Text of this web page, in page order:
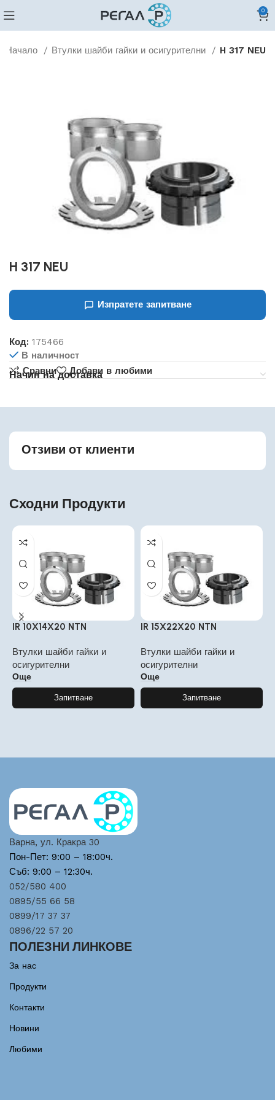
0
Начало Втулки шайби гайки и осигурителни H 317 NEU
H 317 NEU
Изпратете запитване
Код:175466
В наличност
Сравни
Добави в любими
Начин на доставка
Отзиви от клиенти
Сходни Продукти
IR 10X14X20 NTN
Втулки шайби гайки и
осигурителни
Още
Запитване
IR 15X22X20 NTN
Втулки шайби гайки и
осигурителни
Още
Запитване
Варна, ул. Кракра 30
Пон-Пет: 9:00 – 18:00ч.
Съб: 9:00 – 12:30ч.
052/580 400
0895/55 66 58
0899/17 37 37
0896/22 57 20
ПОЛЕЗНИ ЛИНКОВЕ
За нас
Продукти
Контакти
Новини
Любими